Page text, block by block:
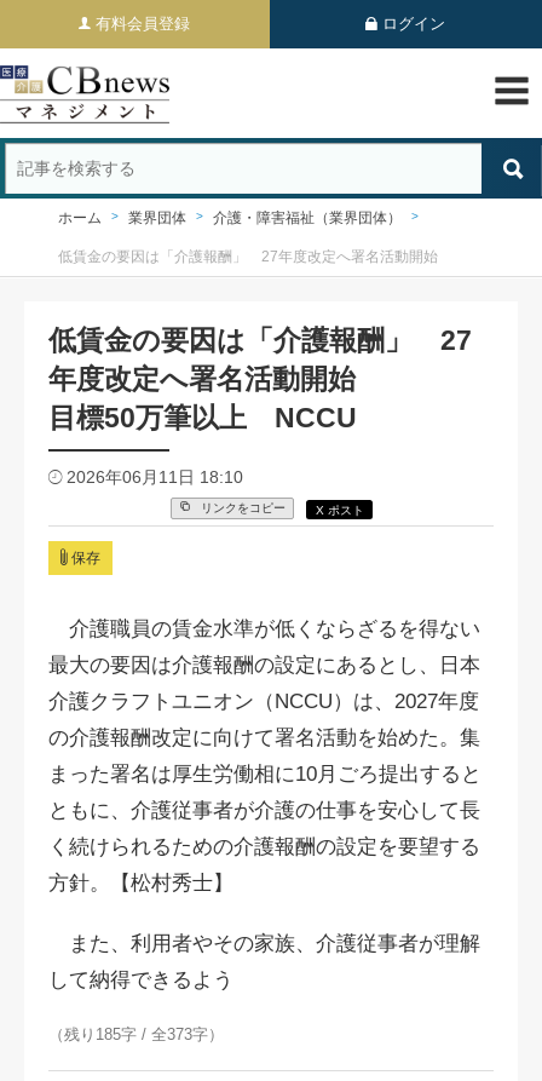
有料会員登録 ログイン
ホーム 業界団体 介護・障害福祉（業界団体）
低賃金の要因は「介護報酬」 27年度改定へ署名活動開始
低賃金の要因は「介護報酬」 27
年度改定へ署名活動開始
目標50万筆以上 NCCU
2026年06月11日 18:10
リンクをコピー X ポスト
保存
介護職員の賃金水準が低くならざるを得ない
最大の要因は介護報酬の設定にあるとし、日本
介護クラフトユニオン（NCCU）は、2027年度
の介護報酬改定に向けて署名活動を始めた。集
まった署名は厚生労働相に10月ごろ提出すると
ともに、介護従事者が介護の仕事を安心して長
く続けられるための介護報酬の設定を要望する
方針。【松村秀士】
また、利用者やその家族、介護従事者が理解
して納得できるよう
（残り185字 / 全373字）